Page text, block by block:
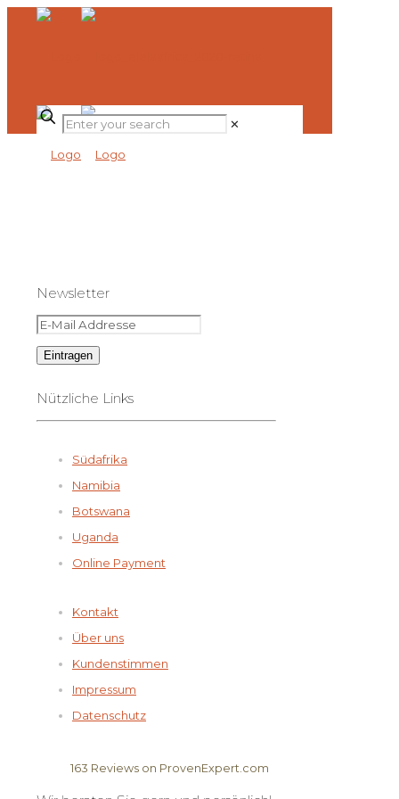
✕
Newsletter
Nützliche Links
Südafrika
Namibia
Botswana
Uganda
Online Payment
Kontakt
Über uns
Kundenstimmen
Impressum
Datenschutz
163 Reviews on ProvenExpert.com